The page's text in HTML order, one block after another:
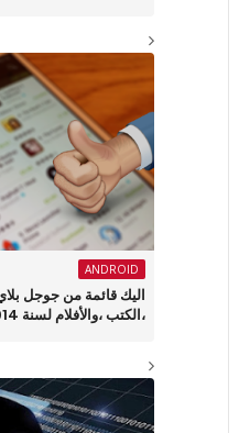
ANDROID
اليك قائمة من جوجل
،الكتب ،والأفلام لسنة 2014